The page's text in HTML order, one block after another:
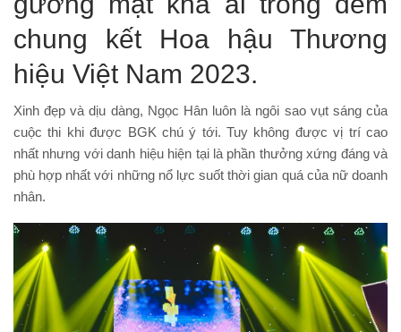
chung kết Hoa hậu Thương
hiệu Việt Nam 2023.
Xinh đẹp và dịu dàng, Ngọc Hân luôn là ngôi sao vụt sáng của
cuộc thi khi được BGK chú ý tới. Tuy không được vị trí cao
nhất nhưng với danh hiệu hiện tại là phần thưởng xứng đáng và
phù hợp nhất với những nổ lực suốt thời gian quá của nữ doanh
nhân.